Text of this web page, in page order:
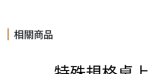
相關商品